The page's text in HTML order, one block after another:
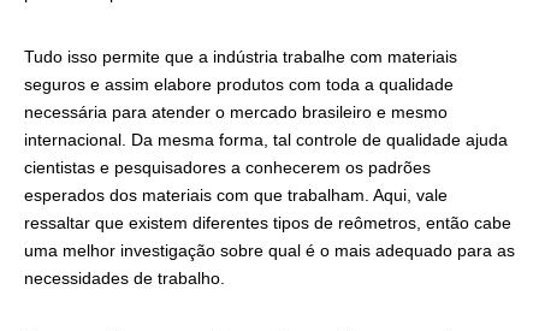
Tudo isso permite que a indústria trabalhe com materiais
seguros e assim elabore produtos com toda a qualidade
necessária para atender o mercado brasileiro e mesmo
internacional. Da mesma forma, tal controle de qualidade ajuda
cientistas e pesquisadores a conhecerem os padrões
esperados dos materiais com que trabalham. Aqui, vale
ressaltar que existem diferentes tipos de reômetros, então cabe
uma melhor investigação sobre qual é o mais adequado para as
necessidades de trabalho.